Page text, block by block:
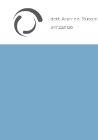
dott. Andrea Ruozzi
3472231126